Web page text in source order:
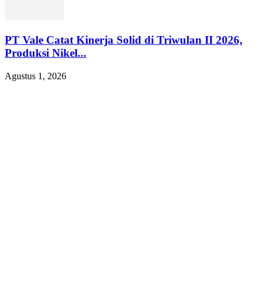
PT Vale Catat Kinerja Solid di Triwulan II 2026,
Produksi Nikel...
Agustus 1, 2026